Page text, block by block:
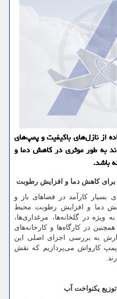
از نازل‌های باکیفیت و پمپ‌های
به طور موثری در کاهش دما و
باشد.
برای کاهش دما و افزایش رطوبت
بسیار کارآمد در فضاهای باز و
دما و افزایش رطوبت محیط
ویژه در گلخانه‌ها، مرغداری‌ها،
در کارگاه‌ها و کارخانه‌های
به بررسی اجزای اصلی این
کارواش می‌پردازیم که نقش
یکنواخت آب